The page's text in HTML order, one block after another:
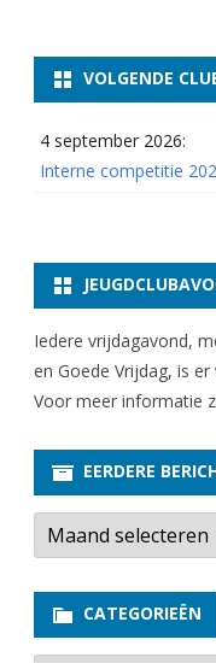
VOLGENDE
4 september 2026:
Interne competitie
Iedere vrijdagavond,
en Goede Vrijdag, is
Voor meer informatie
EERDERE
E
r
e
e
b
CATEGORIEËN